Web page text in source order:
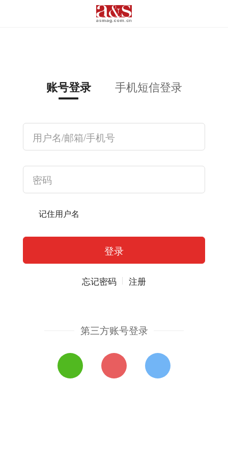
账号登录 手机短信登录
记住用户名
忘记密码 注册
第三方账号登录